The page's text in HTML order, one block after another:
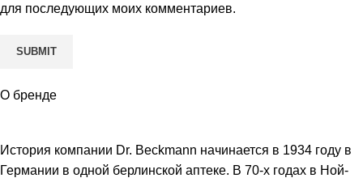
для последующих моих комментариев.
О бренде
История компании Dr. Beckmann начинается в 1934 году в
Германии в одной берлинской аптеке. В 70-х годах в Ной-